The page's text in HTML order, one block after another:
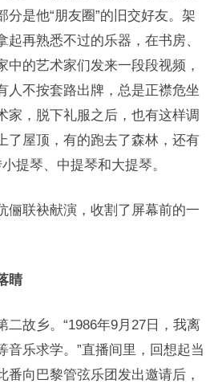
分是他“朋友圈”的旧交好友。架
起再熟悉不过的乐器，在书房、
中的艺术家们发来一段段视频，
人不按套路出牌，总是正襟危坐
家，脱下礼服之后，也有这样调
屋顶，有的跑去了森林，还有
提琴、中提琴和大提琴。
联袂献演，收割了屏幕前的一
睛
故乡。“1986年9月27日，我离
音乐求学。”直播间里，回想起当
番向巴黎管弦乐团发出邀请后，